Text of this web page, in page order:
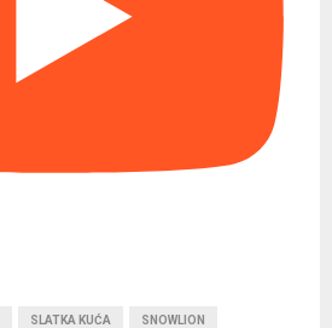
SLATKA KUĆA SNOWLION